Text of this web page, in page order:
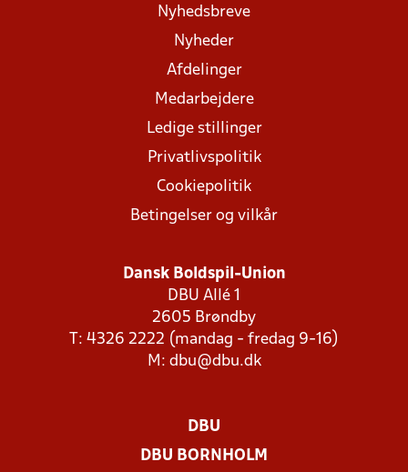
Nyhedsbreve
Nyheder
Afdelinger
Medarbejdere
Ledige stillinger
Privatlivspolitik
Cookiepolitik
Betingelser og vilkår
Dansk Boldspil-Union
DBU Allé 1
2605 Brøndby
T: 4326 2222 (mandag - fredag 9-16)
M: dbu@dbu.dk
DBU
DBU BORNHOLM